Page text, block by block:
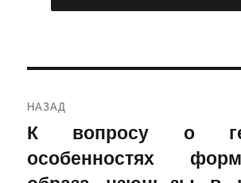
по
записям
НАЗАД
Предыдущая
запись:
К вопросу о
особенностях